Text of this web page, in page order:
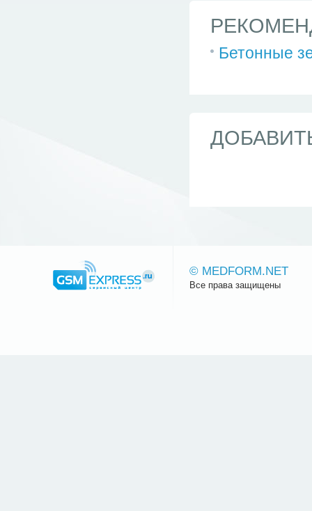
Бетонные
© MEDFORM.NET
Все права защищены